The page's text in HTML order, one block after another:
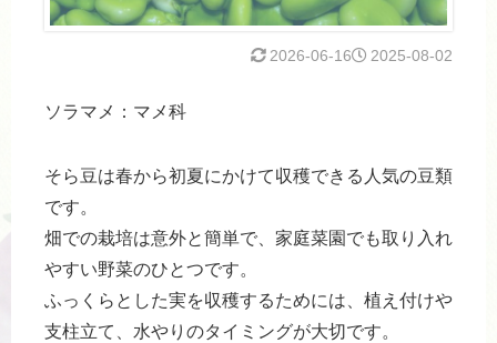
2025-08-02
2026-06-16
ソラマメ：マメ科
そら豆は春から初夏にかけて収穫できる人気の豆類
です。
畑での栽培は意外と簡単で、家庭菜園でも取り入れ
やすい野菜のひとつです。
ふっくらとした実を収穫するためには、植え付けや
支柱立て、水やりのタイミングが大切です。